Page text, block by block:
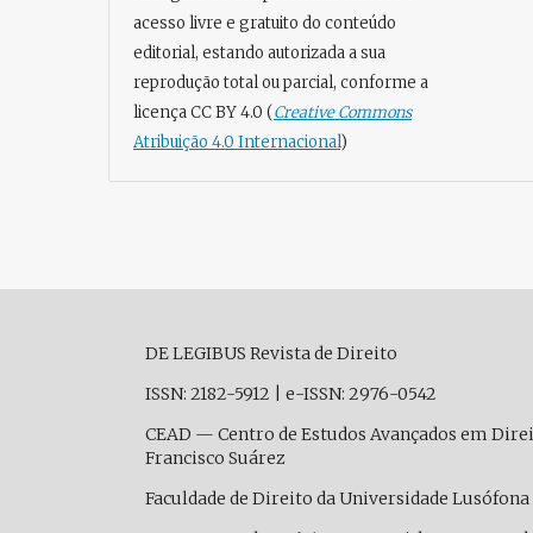
acesso livre e gratuito do conteúdo
editorial, estando autorizada a sua
reprodução total ou parcial, conforme a
licença CC BY 4.0 (Creative Commons
Atribuição 4.0 Internacional)
DE LEGIBUS Revista de Direito
ISSN: 2182-5912
e-ISSN: 2976-0542
CEAD — Centro de Estudos Avançados em
Francisco Suárez
Faculdade de Direito da Universidade